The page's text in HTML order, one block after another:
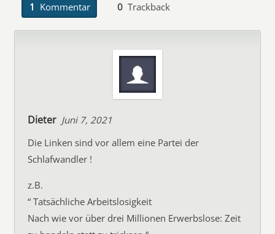
1 Kommentar 0 Trackback
Dieter Juni 7, 2021
Die Linken sind vor allem eine Partei der
Schlafwandler !
z.B.
“ Tatsächliche Arbeitslosigkeit
Nach wie vor über drei Millionen Erwerbslose: Zeit